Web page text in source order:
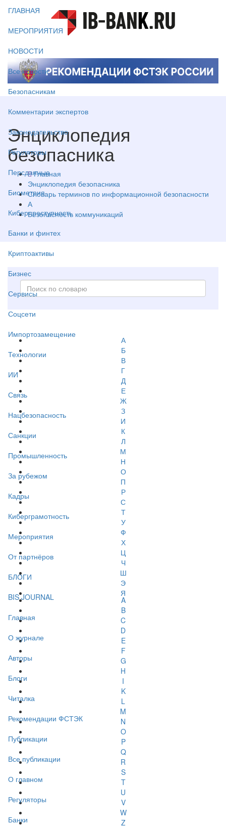
ГЛАВНАЯ
МЕРОПРИЯТИЯ
НОВОСТИ
Все новости
Безопасникам
Комментарии экспертов
Законодательство
Регуляторы
Персданные
Биометрия
Киберпреступность
Банки и финтех
Криптоактивы
Бизнес
Сервисы
Соцсети
Импортозамещение
Технологии
ИИ
Связь
Нацбезопасность
Санкции
Промышленность
За рубежом
Кадры
Киберграмотность
Мероприятия
От партнёров
БЛОГИ
BIS JOURNAL
Главная
О журнале
Авторы
Блоги
Читалка
Рекомендации ФСТЭК
Публикации
Все публикации
О главном
Регуляторы
Банки
Энциклопедия
безопасника
Главная
Энциклопедия безопасника
Словарь терминов по информационной безопасности
А
Безопасность коммуникаций
А
Б
В
Г
Д
Е
Ж
З
И
К
Л
М
Н
О
П
Р
С
Т
У
Ф
Х
Ц
Ч
Ш
Э
Я
A
B
C
D
E
F
G
H
I
K
L
M
N
O
P
Q
R
S
T
U
V
W
Z